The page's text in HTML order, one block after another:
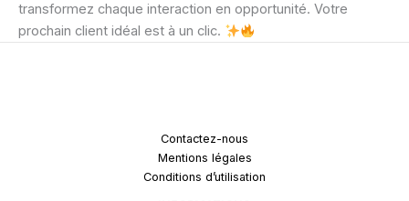
transformez chaque interaction en opportunité. Votre
prochain client idéal est à un clic.
Contactez-nous
Mentions légales
Conditions d’utilisation